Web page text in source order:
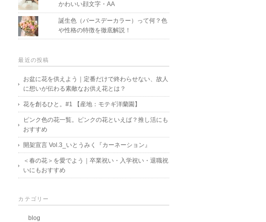
かわいい顔文字・AA
誕生色（バースデーカラー）って何？色
や性格の特徴を徹底解説！
最近の投稿
お盆に花を供えよう｜定番だけで終わらせない、故人
に想いが伝わる素敵なお供え花とは？
花を創るひと。#1 【産地：モテギ洋蘭園】
ピンク色の花一覧。ピンクの花といえば？推し活にも
おすすめ
開架宣言 Vol.3_いとうみく『カーネーション』
＜春の花＞を愛でよう｜卒業祝い・入学祝い・退職祝
いにもおすすめ
カテゴリー
blog